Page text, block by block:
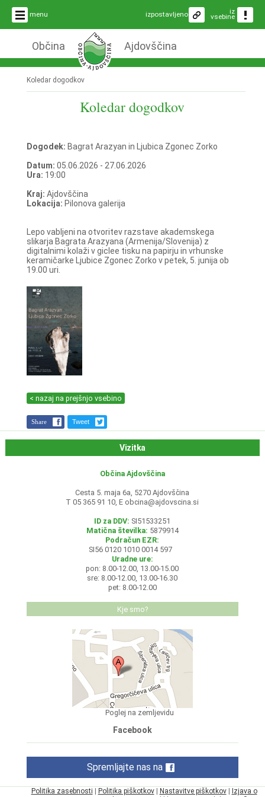
menu iz
vsebine
izpostavljeno
Občina Ajdovščina
Koledar dogodkov
Koledar dogodkov
Dogodek: Bagrat Arazyan in Ljubica Zgonec Zorko
Datum: 05.06.2026 - 27.06.2026
Ura: 19:00
Kraj: Ajdovščina
Lokacija: Pilonova galerija
Lepo vabljeni na otvoritev razstave akademskega
slikarja Bagrata Arazyana (Armenija/Slovenija) z
digitalnimi kolaži v giclee tisku na papirju in vrhunske
keramičarke Ljubice Zgonec Zorko v petek, 5. junija ob
19.00 uri.
< nazaj na prejšnjo vsebino
Share Tweet
Vizitka
Občina Ajdovščina
Cesta 5. maja 6a, 5270 Ajdovščina
T 05 365 91 10, E obcina@ajdovscina.si
ID za DDV: SI51533251
Matična številka: 5879914
Podračun EZR:
SI56 0120 1010 0014 597
Uradne ure:
pon: 8.00-12.00, 13.00-15.00
sre: 8.00-12.00, 13.00-16.30
pet: 8.00-12.00
Kje smo?
Poglej na zemljevidu
Facebook
Spremljajte nas na
Politika zasebnosti Politika piškotkov| Nastavitve piškotkov|
Izjava o